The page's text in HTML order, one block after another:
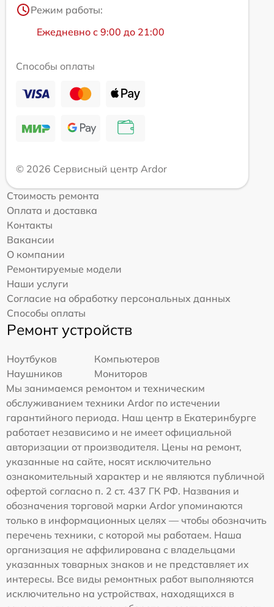
Режим работы:
Ежедневно с 9:00 до 21:00
Способы оплаты
© 2026 Сервисный центр Ardor
Стоимость ремонта
Оплата и доставка
Контакты
Вакансии
О компании
Ремонтируемые модели
Наши услуги
Согласие на обработку персональных данных
Способы оплаты
Ремонт устройств
Ноутбуков
Компьютеров
Наушников
Мониторов
Мы занимаемся ремонтом и техническим
обслуживанием техники Ardor по истечении
гарантийного периода. Наш центр в Екатеринбурге
работает независимо и не имеет официальной
авторизации от производителя. Цены на ремонт,
указанные на сайте, носят исключительно
ознакомительный характер и не являются публичной
офертой согласно п. 2 ст. 437 ГК РФ. Названия и
обозначения торговой марки Ardor упоминаются
только в информационных целях — чтобы обозначить
перечень техники, с которой мы работаем. Наша
организация не аффилирована с владельцами
указанных товарных знаков и не представляет их
интересы. Все виды ремонтных работ выполняются
исключительно на устройствах, находящихся в